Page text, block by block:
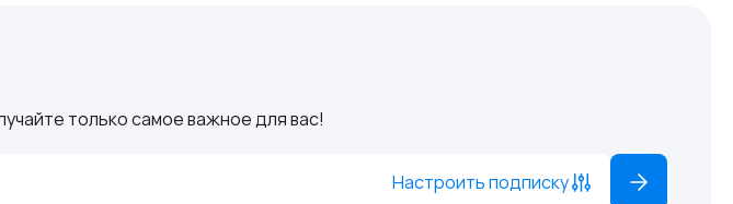
только самое важное для вас!
Настроить подписку